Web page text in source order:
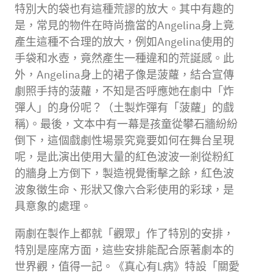
特別大的袋也有這種荒謬的放大。其中有趣的
是，常見的物件在時尚擔當的Angelina身上竟
產生這種不合理的放大，例如Angelina使用的
手袋和水壺，竟然產生一種違和的荒誕感。此
外，Angelina身上的裙子像是菠蘿，結合宣傳
劇照手持的菠蘿，不知是否呼應她在劇中「炸
彈人」的身份呢？（土製炸彈有「菠蘿」的戲
稱)。最後，文本中有一幕是孩童從攀石牆紛紛
倒下，這個戲劇性場景究竟要如何在舞台呈現
呢，是此演出使用大量的紅色波波一剎從粉紅
的牆身上方倒下，製造視覺衝擊之餘，紅色波
波象徵生命、形狀又像六合彩使用的彩球，是
具意象的處理。
兩劇在製作上都就「觀眾」作了特別的安排，
特別是座席方面，這些安排能配合原著劇本的
世界觀，值得一記。《真心有L病》特設「關愛